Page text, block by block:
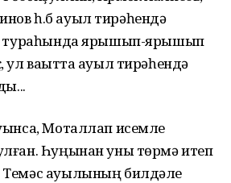
һ.б ауыл тирәһендә
тураһында ярышып-ярышып
ул ваҡытта ауыл тирәһендә
Моталлап исемле
Һуңынан уны төрмә итеп
Темәс ауылының билдәле